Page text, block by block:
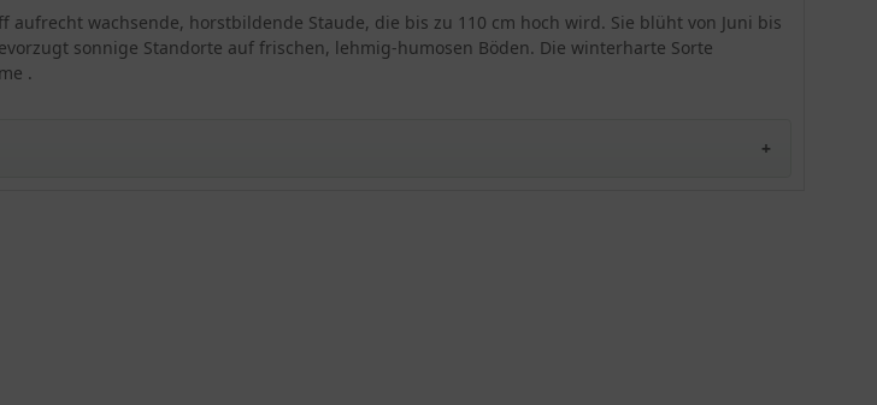
besitzen Sorten der Phlox maculata schmalere
Blätter. Insgesamt erweist sich diese Sorte als
robust und anspruchslos. Temperaturen von bis
wachsende, horstbildende Staude, die bis zu 110 cm hoch wird. Sie blüht von Juni bis
sonnige Standorte auf frischen, lehmig-humosen Böden. Die winterharte Sorte
.